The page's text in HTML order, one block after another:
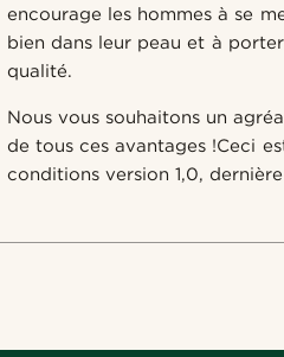
encourage les hommes à se
bien dans leur peau et à
qualité.
Nous vous souhaitons un
de tous ces avantages !Ceci
conditions version 1,0,